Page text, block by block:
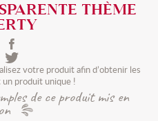
THÈME
votre produit afin d’obtenir les
produit unique !
de ce produit mis en